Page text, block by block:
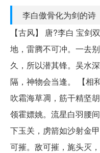
李白傲骨化为剑的诗
【古风】 唐?李白 宝剑
地，雷腾不可冲。一去
久，所以潜其锋。吴水
隔，神物会当逢。 【相
吹霜海草凋，筋干精坚
领霍嫖姚。流星白羽腰
下玉关，虏箭如沙射金
可摧。敌可摧，旄头灭